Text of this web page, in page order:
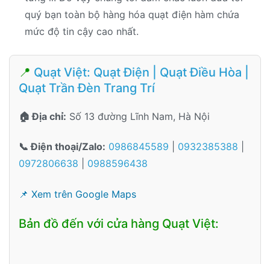
quý bạn toàn bộ hàng hóa quạt điện hàm chứa
mức độ tin cậy cao nhất.
📍 Quạt Việt: Quạt Điện | Quạt Điều Hòa |
Quạt Trần Đèn Trang Trí
🏠 Địa chỉ: Số 13 đường Lĩnh Nam, Hà Nội
📞 Điện thoại/Zalo: 0986845589 0932385388
0972806638
0988596438
📌 Xem trên Google Maps
Bản đồ đến với cửa hàng Quạt Việt: